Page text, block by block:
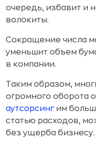
очередь, избавит и
волокиты.
Сокращение числа
уменьшит объем
в компании.
Таким образом,
огромного оборота
аутсорсингим
статью расходов,
без ущерба бизнесу.